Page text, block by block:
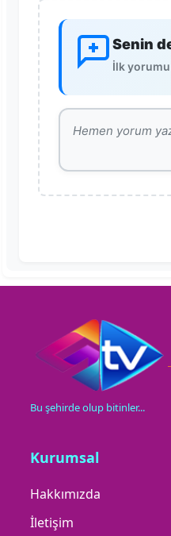
Senin
İlk
Bu şehirde olup bitinler...
Kurumsal
Hakkımızda
İletişim